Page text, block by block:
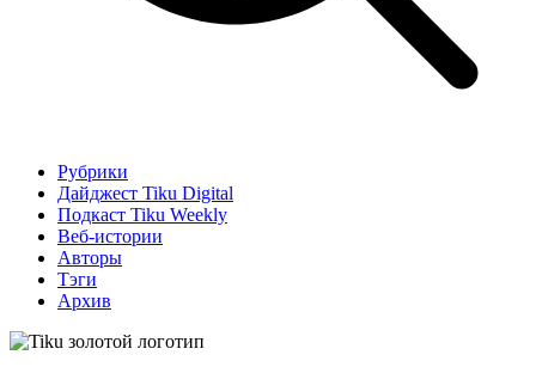
Рубрики
Дайджест Tiku Digital
Подкаст Tiku Weekly
Веб-истории
Авторы
Тэги
Архив